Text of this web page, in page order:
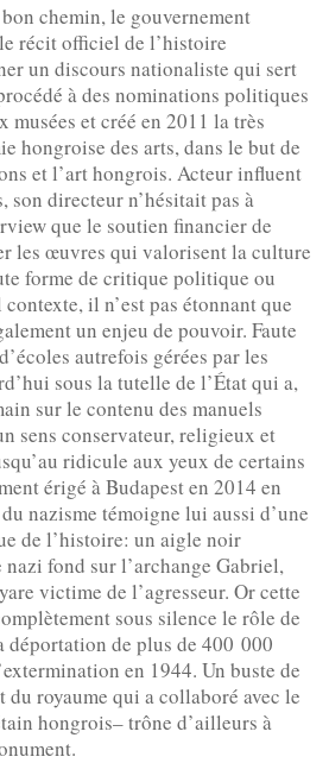
chemin, le gouvernement
récit officiel de l’histoire
un discours nationaliste qui sert
à des nominations politiques
musées et créé en 2011 la très
hongroise des arts, dans le but de
et l’art hongrois. Acteur influent
son directeur n’hésitait pas à
que le soutien financier de
les œuvres qui valorisent la culture
forme de critique politique ou
il n’est pas étonnant que
un enjeu de pouvoir. Faute
autrefois gérées par les
sous la tutelle de l’État qui a,
sur le contenu des manuels
sens conservateur, religieux et
ridicule aux yeux de certains
érigé à Budapest en 2014 en
nazisme témoigne lui aussi d’une
de l’histoire: un aigle noir
fond sur l’archange Gabriel,
victime de l’agresseur. Or cette
sous silence le rôle de
déportation de plus de 400 000
en 1944. Un buste de
du royaume qui a collaboré avec le
hongrois– trône d’ailleurs à